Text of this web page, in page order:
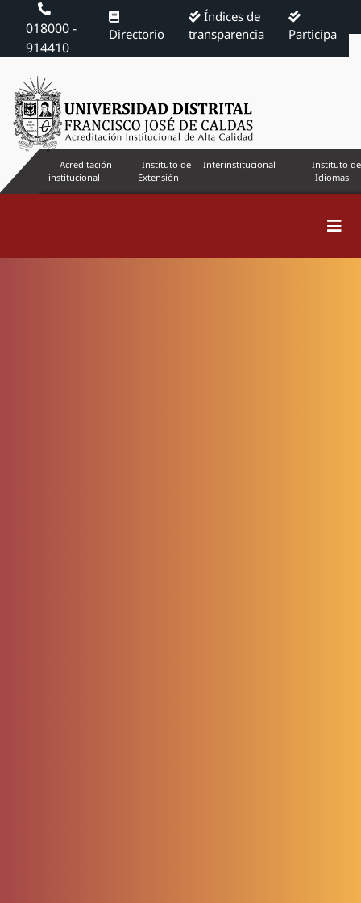
018000 -
914410
Directorio
Índices de
transparencia
Participa
Acreditación
institucional
Instituto de
Extensión
Interinstitucional
Instituto de
Idiomas